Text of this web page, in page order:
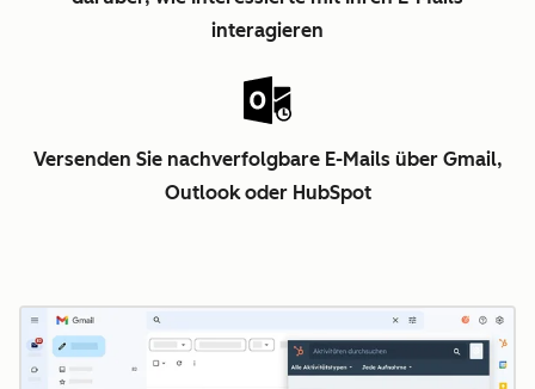
interagieren
Versenden Sie nachverfolgbare E-Mails über Gmail,
Outlook oder HubSpot